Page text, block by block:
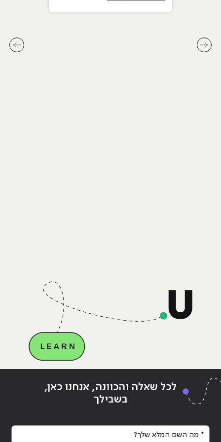
לחץ לחץ לשיקופית קודמת בסליידר מאמרים
לכל שאלה והכוונה, אנחנו כאן,
בשבילך
* מה השם המלא שלך?